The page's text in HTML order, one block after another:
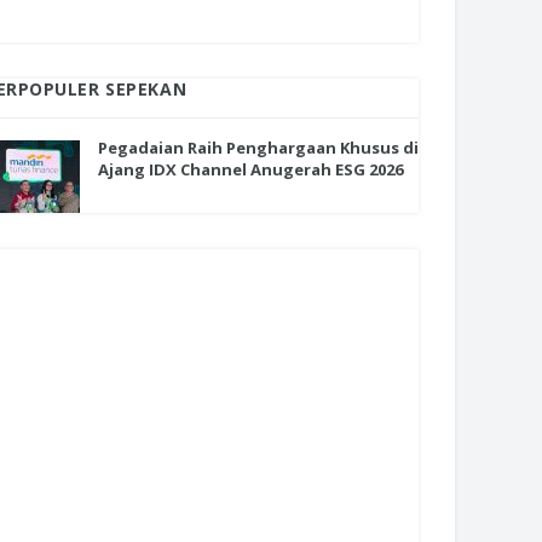
SEPEKAN
Pegadaian Raih Penghargaan Khusus di
Ajang IDX Channel Anugerah ESG 2026